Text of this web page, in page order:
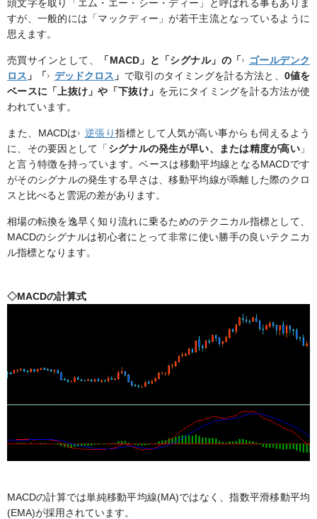
頭文字を取り「エム・エー・シー・ディー」と呼ばれる事もありま
すが、一般的には「マックディー」が若干主流となっているように
思えます。
売買サインとして、 「MACD」と「シグナル」の「
ゴールデンク
ロス 」「 デッドクロス 」 で取引のタイミングを計る方法と、 0値を
ベースに「上抜け」や「下抜け」 を元にタイミングを計る方法が使
われています。
また、MACDは 逆張り指標として人気が高い事からも伺えるよう
に、その要因として「 シグナルの発生が早い、または精度が高い 」
と言う特徴を持っています。ベースは移動平均線となるMACDです
がそのシグナルの発生する早さは、移動平均線が乖離した際のクロ
スと比べると雲泥の差があります。
相場の転換を逸早く知り流れに乗るためのテクニカル指標として、
MACDのシグナルは初心者にとって非常に使い勝手の良いテクニカ
ル指標となります。
◇MACDの計算式
MACDの計算では単純移動平均線(MA)ではなく、指数平滑移動平均
(EMA)が採用されています。